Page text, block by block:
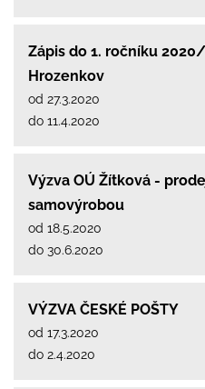
Zápis do 1. ročníku
Hrozenkov
od 27.3.2020
do 11.4.2020
Výzva OÚ Žítková -
samovýrobou
od 18.5.2020
do 30.6.2020
VÝZVA ČESKÉ POŠTY
od 17.3.2020
do 2.4.2020